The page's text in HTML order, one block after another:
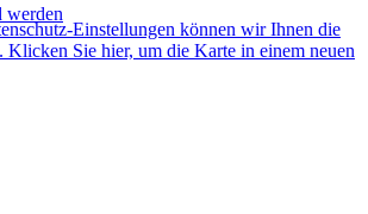
werden
Einstellungen können wir Ihnen die
Klicken Sie hier, um die Karte in einem neuen